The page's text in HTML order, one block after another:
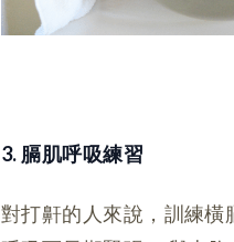
3. 膈肌呼吸練習
對打鼾的人來說，訓練橫